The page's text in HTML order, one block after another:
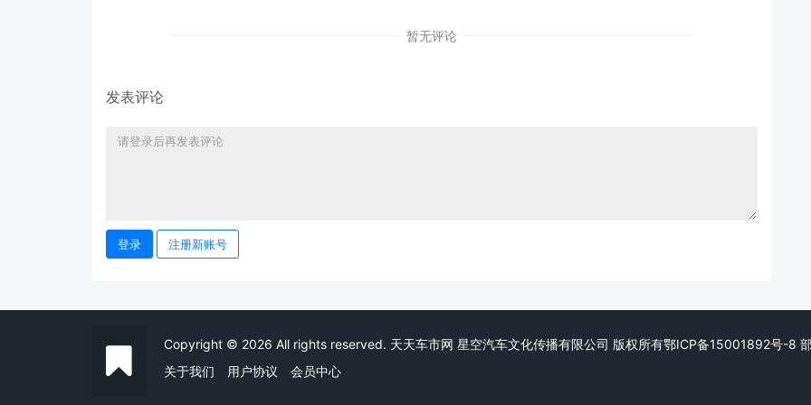
暂无评论
发表评论
登录 注册新账号
Copyright © 2026 All rights reserved. 天天车市网 星空汽车文化传播有限公司 版权所有鄂ICP备15001892号-8
关于我们
用户协议 会员中心